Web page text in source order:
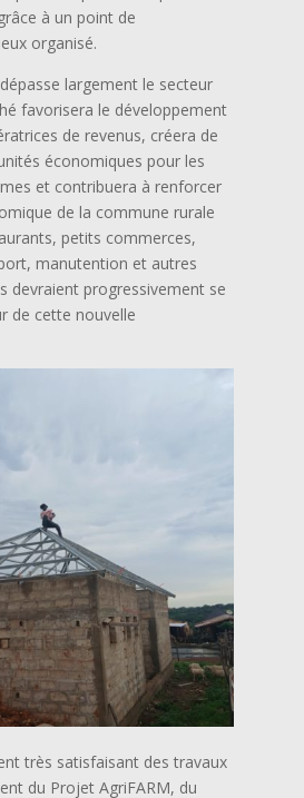
à un point de
organisé.
largement le secteur
favorisera le développement
de revenus, créera de
économiques pour les
et contribuera à renforcer
de la commune rurale
petits commerces,
manutention et autres
devraient progressivement se
de cette nouvelle
très satisfaisant des travaux
du Projet AgriFARM, du